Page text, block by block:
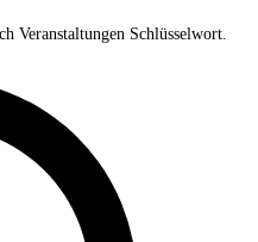
Veranstaltungen Schlüsselwort.